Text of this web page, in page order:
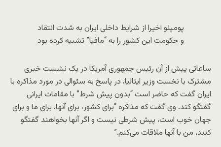
پومپئو اخیرا از شرایط داخلی ایران به شدت انتقاد
و حکومت این کشور را به “مافیا” تشبیه کرده بود
ساعاتی پیش از آن رئیس جمهوری آمریکا در یک نشست خبری
مشترک با نخست وزیر ایتالیا، در پاسخ به سئوالی در مورد مذاکره با
ایران گفت که حاضر است “بدون پیش شرط” با مقامات ایرانی
گفتگو کند. وی گفت که مذاکره “برای کشور، برای آنها، برای ما و برای
جهان خوب است، پیش شرطی نیست و اگر آنها بخواهند گفتگو
کنند، من با آنها ملاقات می‌کنم.”